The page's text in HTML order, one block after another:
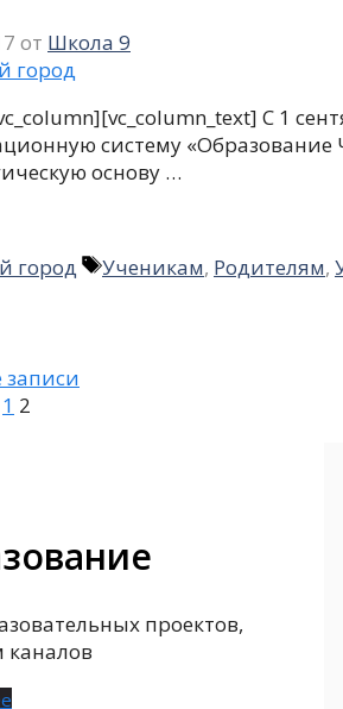
от Школа 9
С 1
систему «Образование
основу …
город Метки
Ученикам, Родителям,
Страница
1 Страница
2
проектов,
каналов